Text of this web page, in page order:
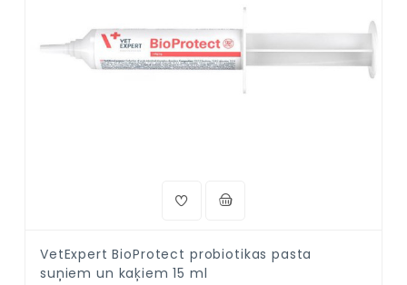
VetExpert BioProtect probiotikas pasta
suņiem un kaķiem 15 ml